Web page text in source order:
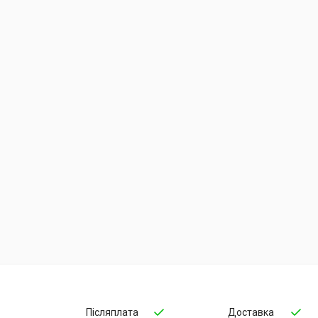
Післяплата Доставка